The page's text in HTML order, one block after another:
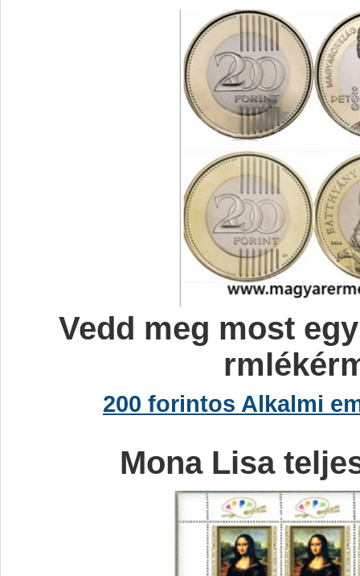
Vedd meg most
200 forintos Alkalmi
Mona Lisa